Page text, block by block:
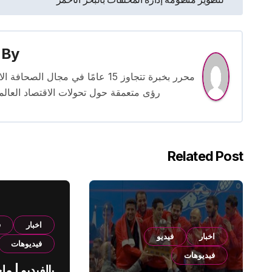
المقالات
By
محرر بخبرة تتجاوز 15 عامًا في
رؤى متعمقة حول تحولات الاقتصاد
Related Post
اخبار
فيديو
فيديوهات
اخبار
فيديوهات